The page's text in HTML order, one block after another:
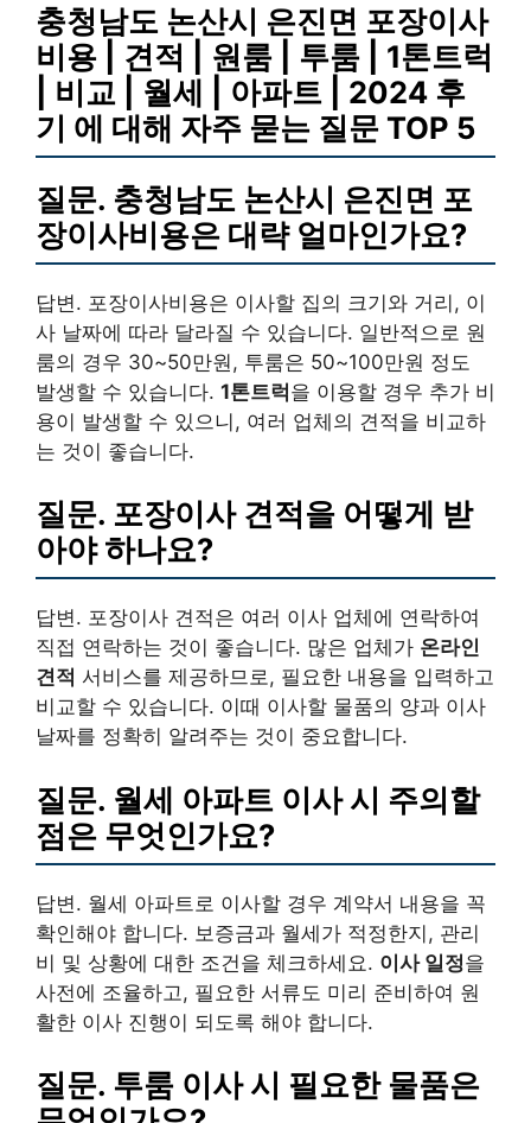
충청남도 논산시 은진면 포장이사
비용 | 견적 | 원룸 | 투룸 | 1톤트럭
| 비교 | 월세 | 아파트 | 2024 후
기 에 대해 자주 묻는 질문 TOP 5
질문. 충청남도 논산시 은진면 포
장이사비용은 대략 얼마인가요?
답변. 포장이사비용은 이사할 집의 크기와 거리, 이
사 날짜에 따라 달라질 수 있습니다. 일반적으로 원
룸의 경우 30~50만원, 투룸은 50~100만원 정도
발생할 수 있습니다. 1톤트럭을 이용할 경우 추가 비
용이 발생할 수 있으니, 여러 업체의 견적을 비교하
는 것이 좋습니다.
질문. 포장이사 견적을 어떻게 받
아야 하나요?
답변. 포장이사 견적은 여러 이사 업체에 연락하여
직접 연락하는 것이 좋습니다. 많은 업체가 온라인
견적 서비스를 제공하므로, 필요한 내용을 입력하고
비교할 수 있습니다. 이때 이사할 물품의 양과 이사
날짜를 정확히 알려주는 것이 중요합니다.
질문. 월세 아파트 이사 시 주의할
점은 무엇인가요?
답변. 월세 아파트로 이사할 경우 계약서 내용을 꼭
확인해야 합니다. 보증금과 월세가 적정한지, 관리
비 및 상황에 대한 조건을 체크하세요. 이사 일정을
사전에 조율하고, 필요한 서류도 미리 준비하여 원
활한 이사 진행이 되도록 해야 합니다.
질문. 투룸 이사 시 필요한 물품은